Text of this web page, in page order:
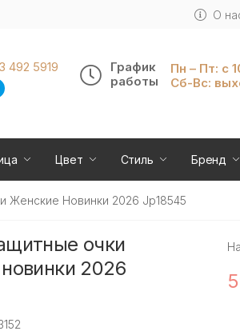
О
492 5919
График
работы
Пн – Пт: с
Сб-Вс:
Цвет Стиль Бренд
Женские Новинки 2026 Jp18545
очки
2026